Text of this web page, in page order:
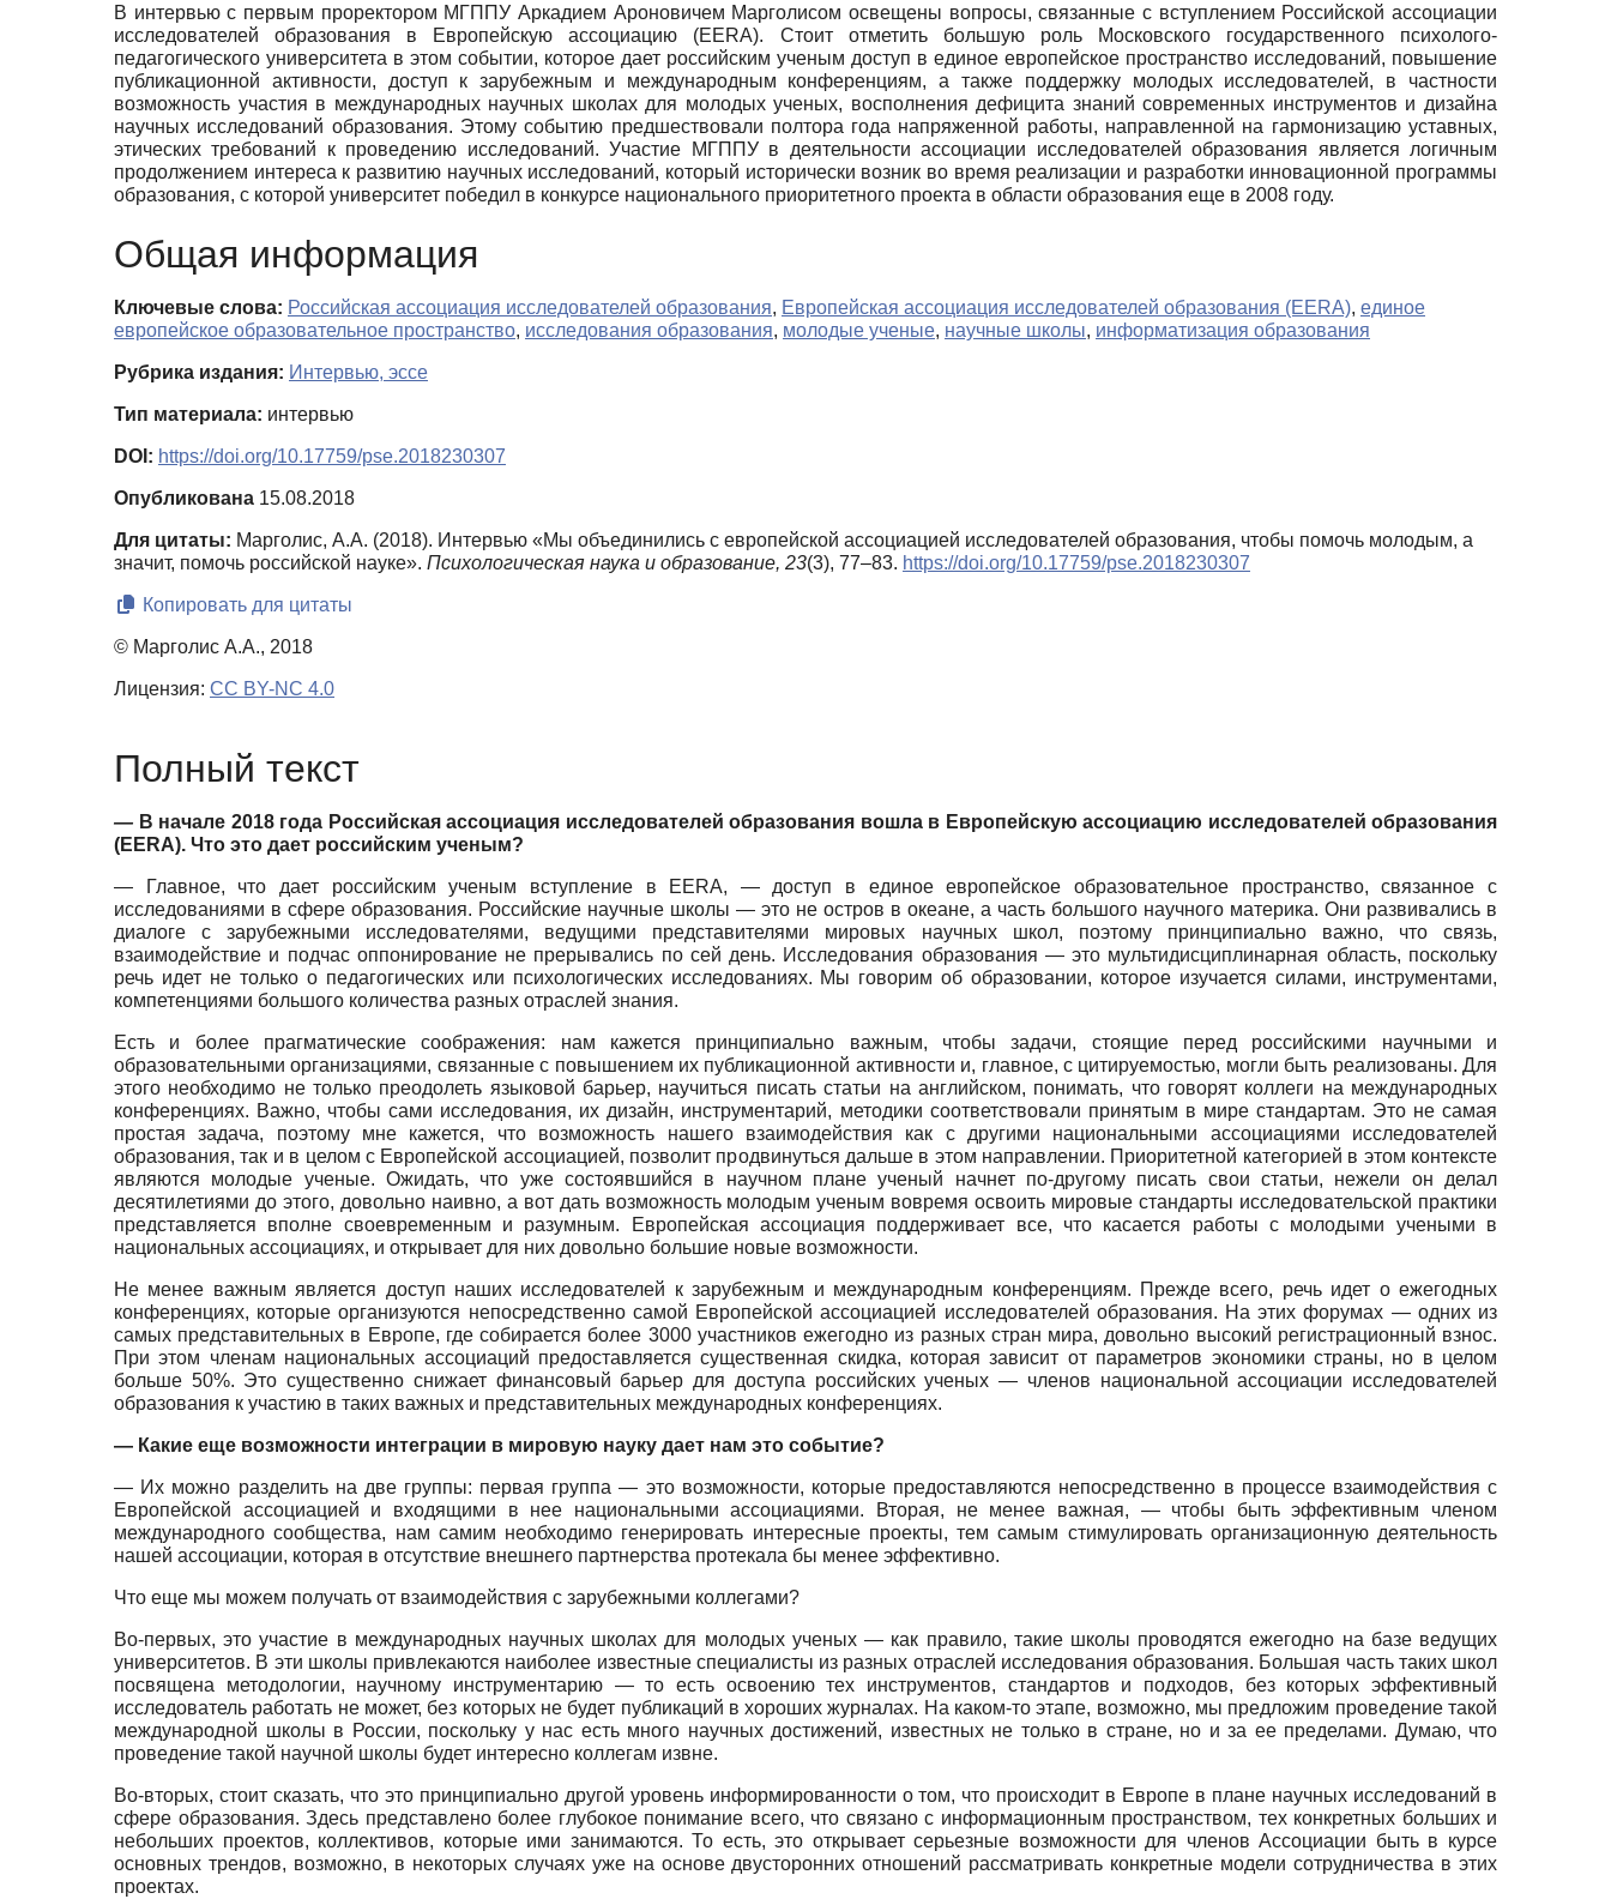
В интервью с первым проректором МГППУ Аркадием Ароновичем Марголисом освещены вопросы, связанные с вступлением Российской ассоциации
исследователей образования в Европейскую ассоциацию (EERA). Стоит отметить большую роль Московского государственного психолого-
педагогического университета в этом событии, которое дает российским ученым доступ в единое европейское пространство исследований, повышение
публикационной активности, доступ к зарубежным и международным конференциям, а также поддержку молодых исследователей, в частности
возможность участия в международных научных школах для молодых ученых, восполнения дефицита знаний современных инструментов и дизайна
научных исследований образования. Этому событию предшествовали полтора года напряженной работы, направленной на гармонизацию уставных,
этических требований к проведению исследований. Участие МГППУ в деятельности ассоциации исследователей образования является логичным
продолжением интереса к развитию научных исследований, который исторически возник во время реализации и разработки инновационной программы
образования, с которой университет победил в конкурсе национального приоритетного проекта в области образования еще в 2008 году.
Общая информация
Ключевые слова: Российская ассоциация исследователей образования, Европейская ассоциация исследователей образования (EERA), единое
европейское образовательное пространство, исследования образования, молодые ученые, научные школы, информатизация образования
Рубрика издания: Интервью, эссе
Тип материала: интервью
DOI: https://doi.org/10.17759/pse.2018230307
Опубликована 15.08.2018
Для цитаты: Марголис, А.А. (2018). Интервью «Мы объединились с европейской ассоциацией исследователей образования, чтобы помочь молодым, а
значит, помочь российской науке». Психологическая наука и образование, 23(3), 77–83. https://doi.org/10.17759/pse.2018230307
Копировать для цитаты
© Марголис А.А., 2018
Лицензия: CC BY-NC 4.0
Полный текст
— В начале 2018 года Российская ассоциация исследователей образования вошла в Европейскую ассоциацию исследователей образования
(EERA). Что это дает российским ученым?
— Главное, что дает российским ученым вступление в EERA, — доступ в единое европейское образовательное пространство, связанное с
исследованиями в сфере образования. Российские научные школы — это не остров в океане, а часть большого научного материка. Они развивались в
диалоге с зарубежными исследователями, ведущими представителями мировых научных школ, поэтому принципиально важно, что связь,
взаимодействие и подчас оппонирование не прерывались по сей день. Исследования образования — это мультидисциплинарная область, поскольку
речь идет не только о педагогических или психологических исследованиях. Мы говорим об образовании, которое изучается силами, инструментами,
компетенциями большого количества разных отраслей знания.
Есть и более прагматические соображения: нам кажется принципиально важным, чтобы задачи, стоящие перед российскими научными и
образовательными организациями, связанные с повышением их публикационной активности и, главное, с цитируемостью, могли быть реализованы. Для
этого необходимо не только преодолеть языковой барьер, научиться писать статьи на английском, понимать, что говорят коллеги на международных
конференциях. Важно, чтобы сами исследования, их дизайн, инструментарий, методики соответствовали принятым в мире стандартам. Это не самая
простая задача, поэтому мне кажется, что возможность нашего взаимодействия как с другими национальными ассоциациями исследователей
образования, так и в целом с Европейской ассоциацией, позволит продвинуться дальше в этом направлении. Приоритетной категорией в этом контексте
являются молодые ученые. Ожидать, что уже состоявшийся в научном плане ученый начнет по-другому писать свои статьи, нежели он делал
десятилетиями до этого, довольно наивно, а вот дать возможность молодым ученым вовремя освоить мировые стандарты исследовательской практики
представляется вполне своевременным и разумным. Европейская ассоциация поддерживает все, что касается работы с молодыми учеными в
национальных ассоциациях, и открывает для них довольно большие новые возможности.
Не менее важным является доступ наших исследователей к зарубежным и международным конференциям. Прежде всего, речь идет о ежегодных
конференциях, которые организуются непосредственно самой Европейской ассоциацией исследователей образования. На этих форумах — одних из
самых представительных в Европе, где собирается более 3000 участников ежегодно из разных стран мира, довольно высокий регистрационный взнос.
При этом членам национальных ассоциаций предоставляется существенная скидка, которая зависит от параметров экономики страны, но в целом
больше 50%. Это существенно снижает финансовый барьер для доступа российских ученых — членов национальной ассоциации исследователей
образования к участию в таких важных и представительных международных конференциях.
— Какие еще возможности интеграции в мировую науку дает нам это событие?
— Их можно разделить на две группы: первая группа — это возможности, которые предоставляются непосредственно в процессе взаимодействия с
Европейской ассоциацией и входящими в нее национальными ассоциациями. Вторая, не менее важная, — чтобы быть эффективным членом
международного сообщества, нам самим необходимо генерировать интересные проекты, тем самым стимулировать организационную деятельность
нашей ассоциации, которая в отсутствие внешнего партнерства протекала бы менее эффективно.
Что еще мы можем получать от взаимодействия с зарубежными коллегами?
Во-первых, это участие в международных научных школах для молодых ученых — как правило, такие школы проводятся ежегодно на базе ведущих
университетов. В эти школы привлекаются наиболее известные специалисты из разных отраслей исследования образования. Большая часть таких школ
посвящена методологии, научному инструментарию — то есть освоению тех инструментов, стандартов и подходов, без которых эффективный
исследователь работать не может, без которых не будет публикаций в хороших журналах. На каком-то этапе, возможно, мы предложим проведение такой
международной школы в России, поскольку у нас есть много научных достижений, известных не только в стране, но и за ее пределами. Думаю, что
проведение такой научной школы будет интересно коллегам извне.
Во-вторых, стоит сказать, что это принципиально другой уровень информированности о том, что происходит в Европе в плане научных исследований в
сфере образования. Здесь представлено более глубокое понимание всего, что связано с информационным пространством, тех конкретных больших и
небольших проектов, коллективов, которые ими занимаются. То есть, это открывает серьезные возможности для членов Ассоциации быть в курсе
основных трендов, возможно, в некоторых случаях уже на основе двусторонних отношений рассматривать конкретные модели сотрудничества в этих
проектах.